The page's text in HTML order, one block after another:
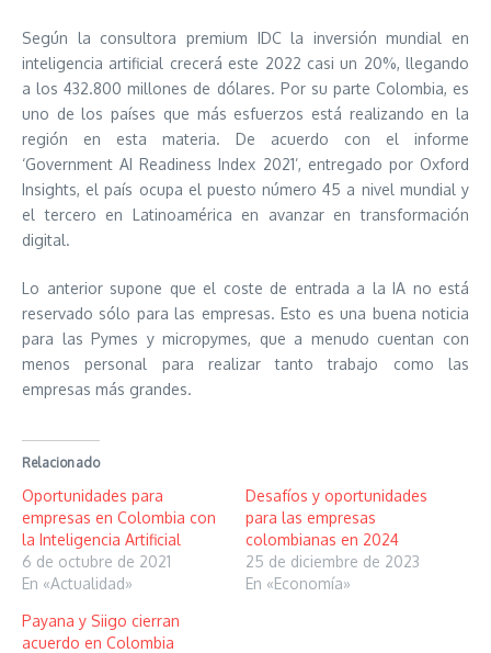
Según la consultora premium IDC la inversión mundial en
inteligencia artificial crecerá este 2022 casi un 20%, llegando
a los 432.800 millones de dólares. Por su parte Colombia, es
uno de los países que más esfuerzos está realizando en la
región en esta materia. De acuerdo con el informe
‘Government AI Readiness Index 2021’, entregado por Oxford
Insights, el país ocupa el puesto número 45 a nivel mundial y
el tercero en Latinoamérica en avanzar en transformación
digital.
Lo anterior supone que el coste de entrada a la IA no está
reservado sólo para las empresas. Esto es una buena noticia
para las Pymes y micropymes, que a menudo cuentan con
menos personal para realizar tanto trabajo como las
empresas más grandes.
Relacionado
Oportunidades para
empresas en Colombia con
la Inteligencia Artificial
6 de octubre de 2021
En «Actualidad»
Desafíos y oportunidades
para las empresas
colombianas en 2024
25 de diciembre de 2023
En «Economía»
Payana y Siigo cierran
acuerdo en Colombia